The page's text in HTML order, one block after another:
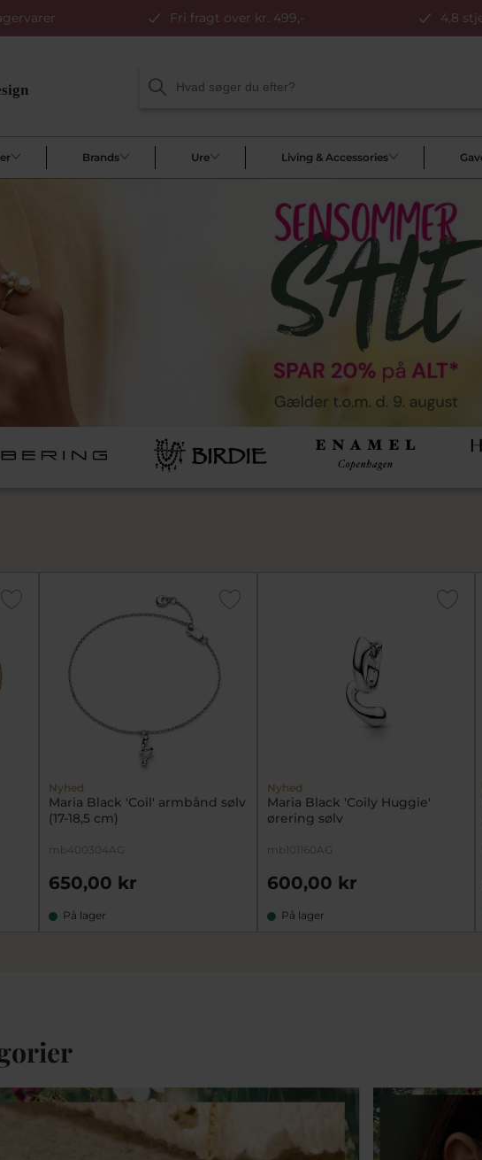
Fri fragt over kr. 499,- 4,8
Brands Ure Living & Accessories
Nyhed
Maria Black 'Coil' armbånd sølv
(17-18,5 cm)
mb400304AG
650,00 kr
På lager
Nyhed
Maria Black 'Coily Huggie'
ørering sølv
mb101160AG
600,00 kr
På lager